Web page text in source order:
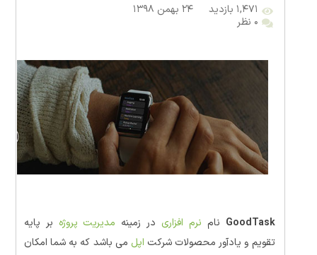
۱,۴۷۱ بازدید
۲۴ بهمن ۱۳۹۸
۰ نظر
GoodTask نام نرم افزاری در زمینه مدیریت پروژه بر پایه
تقویم و یادآور محصولات شرکت اپل می باشد که به شما امکان